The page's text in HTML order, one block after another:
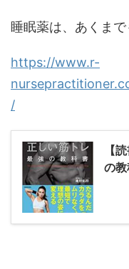
睡眠薬は、あくま
https://www.r-
/
【
の